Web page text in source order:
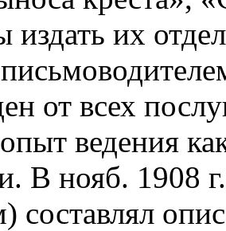
издать их
от всех
ведения
В нояб. 1908
составлял